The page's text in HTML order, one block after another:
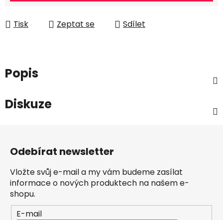
Tisk Zeptat se Sdílet
Popis
Diskuze
Odebírat newsletter
Vložte svůj e-mail a my vám budeme zasílat
informace o nových produktech na našem e-
shopu.
E-mail